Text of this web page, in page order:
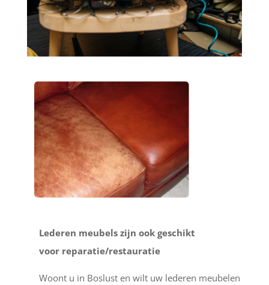
Lederen meubels zijn ook geschikt
voor reparatie/restauratie
Woont u in Boslust en wilt uw lederen meubelen